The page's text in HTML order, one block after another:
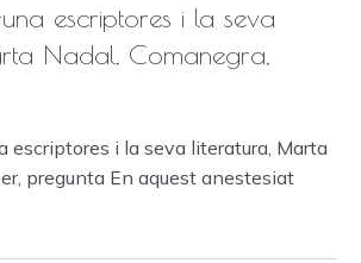
escriptores i la seva
Nadal, Comanegra,
escriptores i la seva literatura, Marta
pregunta En aquest anestesiat